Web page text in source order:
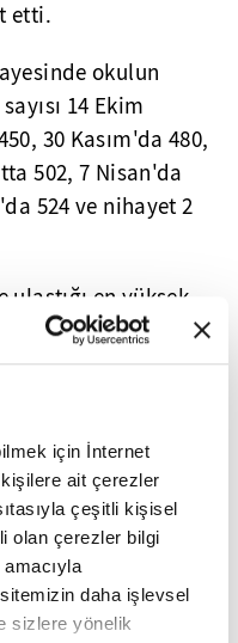
için İnternet
ait çerezler
çeşitli kişisel
olan çerezler bilgi
daha işlevsel
sizlere yönelik
etti.
okulun
14 Ekim
30 Kasım'da 480,
502, 7 Nisan'da
524 ve nihayet 2
en yüksek
Müslüman, 367'si (%